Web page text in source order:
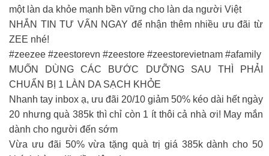
một làn da khỏe mạnh bền vững cho làn da người Việt
NHẮN TIN TƯ VẤN NGAY để nhận thêm nhiều ưu đãi từ
ZEE nhé!
#zeezee #zeestorevn #zeestore #zeestorevietnam #afamily
MUỐN DÙNG CÁC BƯỚC DƯỠNG SAU THÌ PHẢI
CHUẨN BỊ 1 LÀN DA SẠCH KHỎE
Nhanh tay inbox ạ, ưu đãi 20/10 giảm 50% kéo dài hết ngày
20 nhưng quà 385k thì chỉ còn 1 ít thôi cả nhà ơi! May mắn
dành cho người đến sớm
Vừa ưu đãi 50% vừa tặng quà trị giá 385k dành cho 50